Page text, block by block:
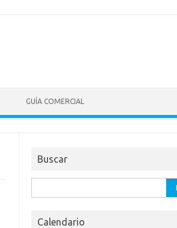
GUÍA COMERCIAL
Buscar
Calendario